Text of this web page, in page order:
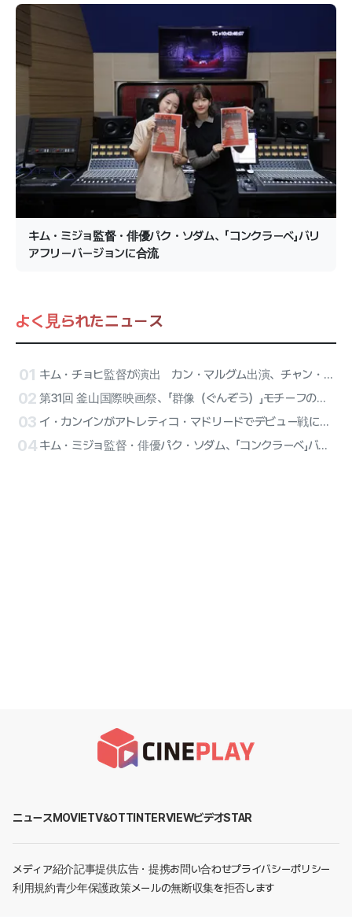
キム・ミジョ監督・俳優パク・ソダム、「コンクラーベ」バリ
アフリーバージョンに合流
よく見られたニュース
01 キム・チョヒ監督が演出 カン・マルグム出演、チャン・ハンジュン監督とキム・ウンヒ脚本の豪華トレーラー その主役は
02 第31回 釜山国際映画祭、「群像（ぐんぞう）」モチーフの公式ポスターを電撃公開
03 イ・カンインがアトレティコ・マドリードでデビュー戦に出陣！ATEEZのサンが始球式、リセーヌのハーフタイム公演が確定
04 キム・ミジョ監督・俳優パク・ソダム、「コンクラーベ」バリアフリーバージョンに合流
ニュースMOVIETV&OTTINTERVIEWビデオSTAR
メディア紹介記事提供広告・提携お問い合わせプライバシーポリシー
利用規約青少年保護政策メールの無断収集を拒否します